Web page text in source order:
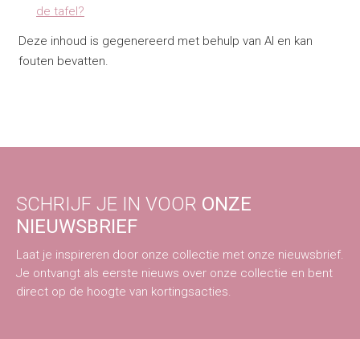
de tafel?
Deze inhoud is gegenereerd met behulp van AI en kan
fouten bevatten.
SCHRIJF JE IN VOOR ONZE
NIEUWSBRIEF
Laat je inspireren door onze collectie met onze nieuwsbrief.
Je ontvangt als eerste nieuws over onze collectie en bent
direct op de hoogte van kortingsacties.